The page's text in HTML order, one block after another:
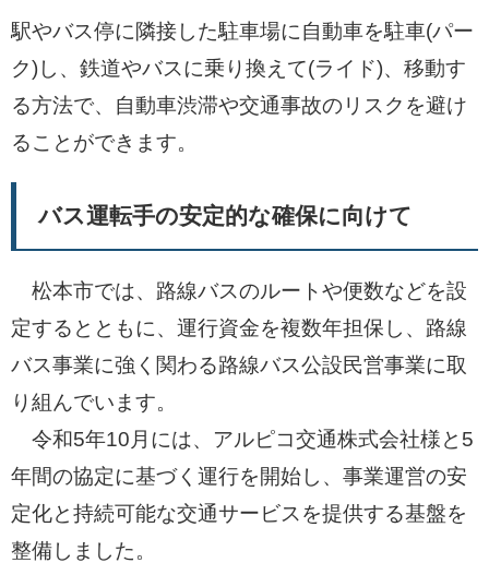
駅やバス停に隣接した駐車場に自動車を駐車(パー
ク)し、鉄道やバスに乗り換えて(ライド)、移動す
る方法で、自動車渋滞や交通事故のリスクを避け
ることができます。
バス運転手の安定的な確保に向けて
松本市では、路線バスのルートや便数などを設
定するとともに、運行資金を複数年担保し、路線
バス事業に強く関わる路線バス公設民営事業に取
り組んでいます。
令和5年10月には、アルピコ交通株式会社様と5
年間の協定に基づく運行を開始し、事業運営の安
定化と持続可能な交通サービスを提供する基盤を
整備しました。